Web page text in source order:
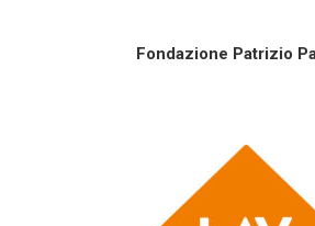
Fondazione Patrizio